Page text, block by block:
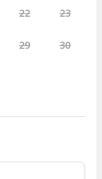
22 23
29 30